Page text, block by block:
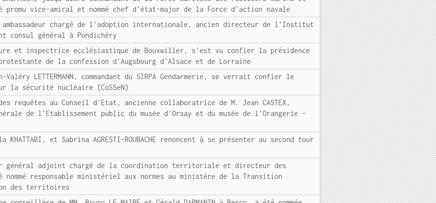
promu vice-amiral et nommé chef d'état-major de la Force d'action navale
ambassadeur chargé de l'adoption internationale, ancien directeur de l'Institut
consul général à Pondichéry
et inspectrice ecclésiastique de Bouxwiller, s'est vu confier la présidence
de la confession d'Augsbourg d'Alsace et de Lorraine
LETTERMANN, commandant du SIRPA Gendarmerie, se verrait confier le
la sécurité nucléaire (CoSSeN)
des requêtes au Conseil d'Etat, ancienne collaboratrice de M. Jean CASTEX,
de l'Etablissement public du musée d'Orsay et du musée de l'Orangerie -
KHATTABI, et Sabrina AGRESTI-ROUBACHE renoncent à se présenter au second tour
général adjoint chargé de la coordination territoriale et directeur des
nommé responsable ministériel aux normes au ministère de la Transition
des territoires